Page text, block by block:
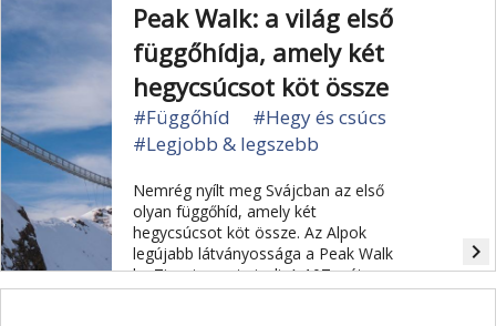
Peak Walk: a világ első
függőhídja, amely két
hegycsúcsot köt össze
#Függőhíd
#Hegy és csúcs
#Legjobb & legszebb
Nemrég nyílt meg Svájcban az első
olyan függőhíd, amely két
hegycsúcsot köt össze. Az Alpok
legújabb látványossága a Peak Walk
by Tissot nevet viseli. A 107 méter
hosszú hídról 3000 méter magasan
navigate_next